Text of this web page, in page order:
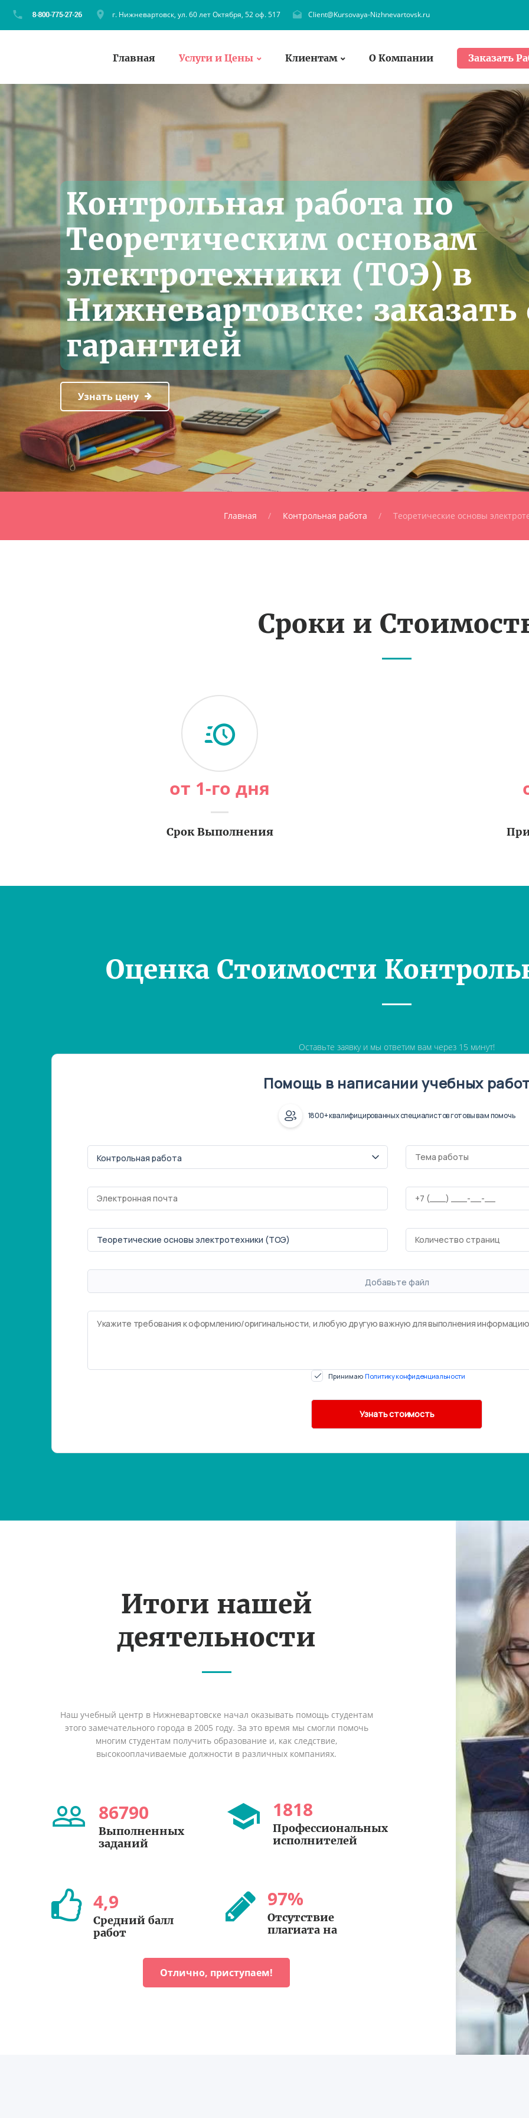
г. Нижневартовск, ул. 60 лет Октября, 52 оф. 517 Client@Kursovaya-Nizhnevartovsk.ru
Главная Услуги и Цены Клиентам О Компании Заказать
Контрольная работа по
Теоретическим основам
электротехники (ТОЭ) в
Нижневартовске: заказать
гарантией
Узнать цену
Главная Контрольная работа Теоретические основы
Сроки и
от 1-го дня
Срок Выполнения
Оценка Стоимости
Оставьте заявку и мы ответим вам через 15 минут!
Помощь в написании учебных
1800+ квалифицированных специалистов готовы вам помочь
Добавьте файл
Принимаю Политику конфиденциальности
Итоги нашей
деятельности
Наш учебный центр в Нижневартовске начал оказывать помощь студентам
этого замечательного города в 2005 году. За это время мы смогли помочь
многим студентам получить образование и, как следствие,
высокооплачиваемые должности в различных компаниях.
86790
Выполненных
заданий
1818
Профессиональных
исполнителей
4,9
Средний балл
работ
97%
Отсутствие
плагиата на
Отлично, приступаем!